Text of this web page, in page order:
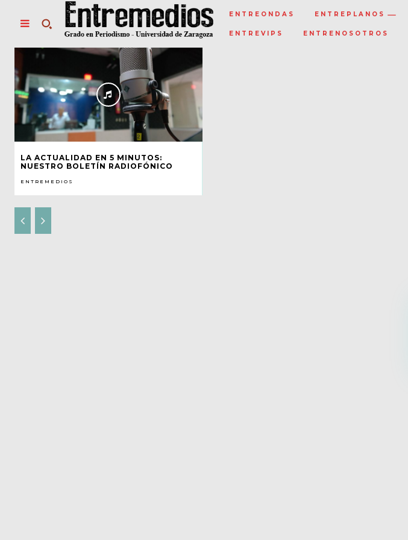
ENTREONDAS ENTREPLANOS
ENTREVIPS ENTRENOSOTROS
LA ACTUALIDAD EN 5 MINUTOS:
NUESTRO BOLETÍN RADIOFÓNICO
ENTREMEDIOS